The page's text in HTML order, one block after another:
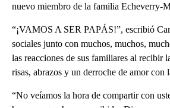
nuevo miembro de la familia Echeverry-
“¡VAMOS A SER PAPÁS!”, escribió
sociales junto con muchos, muchos,
las reacciones de sus familiares al recibir
risas, abrazos y un derroche de amor con
“No veíamos la hora de compartir con